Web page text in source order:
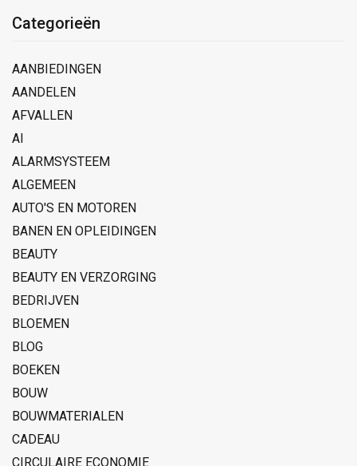
Categorieën
AANBIEDINGEN
AANDELEN
AFVALLEN
AI
ALARMSYSTEEM
ALGEMEEN
AUTO'S EN MOTOREN
BANEN EN OPLEIDINGEN
BEAUTY
BEAUTY EN VERZORGING
BEDRIJVEN
BLOEMEN
BLOG
BOEKEN
BOUW
BOUWMATERIALEN
CADEAU
CIRCULAIRE ECONOMIE